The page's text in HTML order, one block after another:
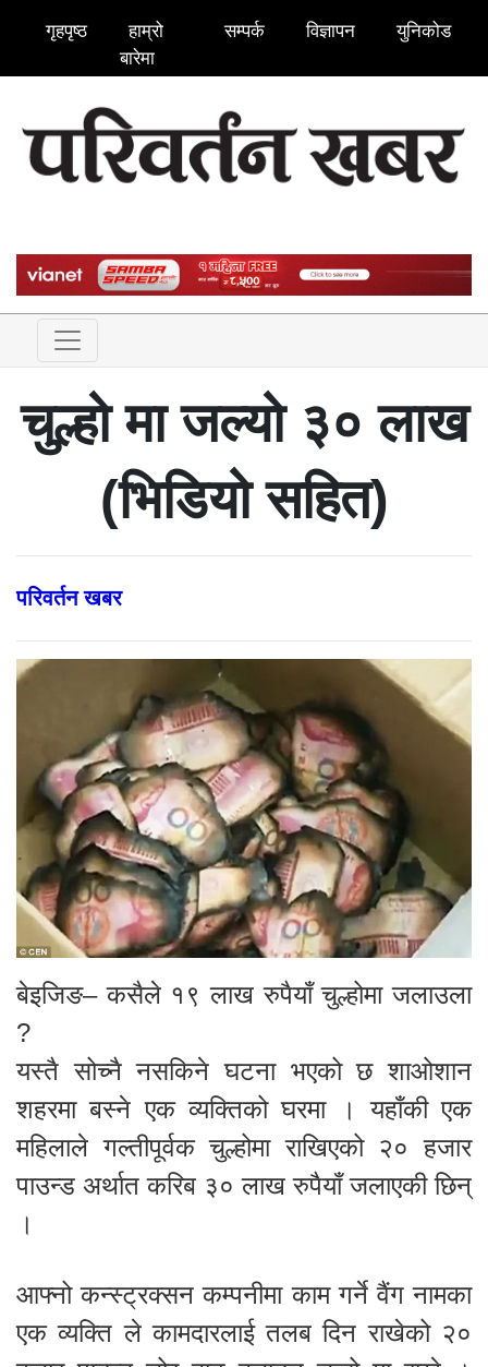
गृहपृष्ठ
हाम्रो
बारेमा
सम्पर्क विज्ञापन युनिकोड
चुल्हो मा जल्यो ३० लाख
(भिडियो सहित)
परिवर्तन खबर
बेइजिङ– कसैले १९ लाख रुपैयाँ चुल्होमा जलाउला
?
यस्तै सोच्नै नसकिने घटना भएको छ शाओशान
शहरमा बस्ने एक व्यक्तिको घरमा । यहाँकी एक
महिलाले गल्तीपूर्वक चुल्होमा राखिएको २० हजार
पाउन्ड अर्थात करिब ३० लाख रुपैयाँ जलाएकी छिन्
।
आफ्नो कन्स्ट्रक्सन कम्पनीमा काम गर्ने वैंग नामका
एक व्यक्ति ले कामदारलाई तलब दिन राखेको २०